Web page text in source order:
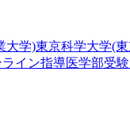
大学)東京科学大学(
ライン指導医学部受験